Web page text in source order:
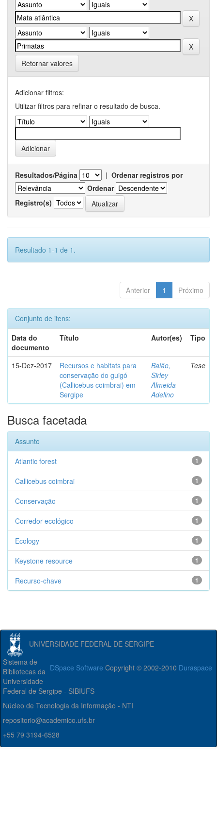
Retornar valores
Adicionar filtros:
Utilizar filtros para refinar o resultado de busca.
Resultados/Página | Ordenar registros por
Ordenar
Registro(s)
Resultado 1-1 de 1.
Anterior 1 Próximo
Conjunto de itens:
Data do
documento
Título Autor(es) Tipo
15-Dez-2017
Recursos e habitats para
conservação do guigó
(Callicebus coimbrai) em
Sergipe
Baião,
Sirley
Almeida
Adelino
Tese
Busca facetada
Assunto
1
Atlantic forest
1
Callicebus coimbrai
1
Conservação
1
Corredor ecológico
1
Ecology
1
Keystone resource
1
Recurso-chave
UNIVERSIDADE FEDERAL DE SERGIPE
DSpace Software Copyright © 2002-2010 Duraspace
Sistema de
Bibliotecas da
Universidade
Federal de Sergipe - SIBIUFS
Núcleo de Tecnologia da Informação - NTI
repositorio@academico.ufs.br
+55 79 3194-6528